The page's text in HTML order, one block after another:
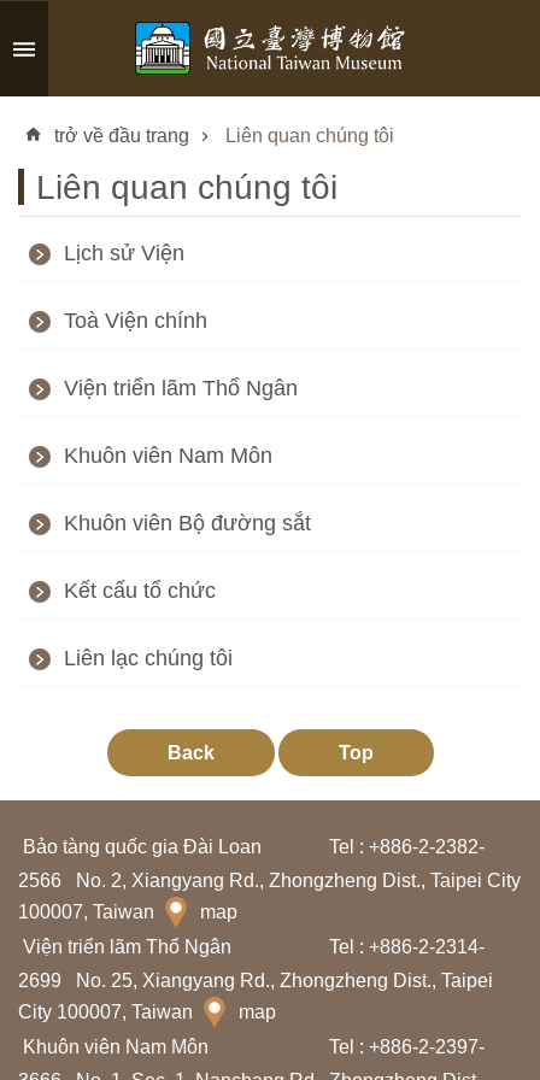
Skip to main content
v
n
c
e
e
r
h
h
n
t
h
a
m
q
u
a
trở về đầu trang Liên quan chúng tôi
Liên quan chúng tôi
Lịch sử Viện
Toà Viện chính
Viện triển lãm Thổ Ngân
Khuôn viên Nam Môn
Khuôn viên Bộ đường sắt
Kết cấu tổ chức
Liên lạc chúng tôi
Back Top
Bảo tàng quốc gia Đài Loan
Tel : +886-2-2382-
2566
No. 2, Xiangyang Rd., Zhongzheng Dist., Taipei City
100007, Taiwan
map
Viện triển lãm Thổ Ngân
Tel : +886-2-2314-
2699
No. 25, Xiangyang Rd., Zhongzheng Dist., Taipei
City 100007, Taiwan
map
Khuôn viên Nam Môn
Tel : +886-2-2397-